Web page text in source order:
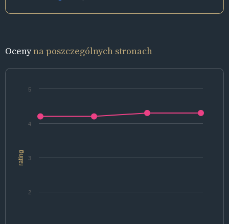
Ocenyna poszczególnych stronach
rating
2
3
4
5